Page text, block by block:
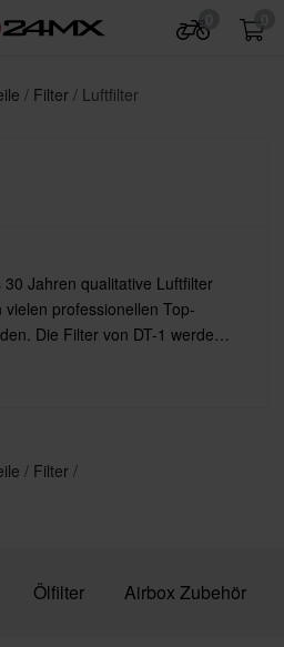
Filter Luftfilter
30 Jahren qualitative Luftfilter
professionellen Top-
Die Filter von DT-1 werden
doppellagigen Schaum
Filter
Ölfilter Airbox Zubehör